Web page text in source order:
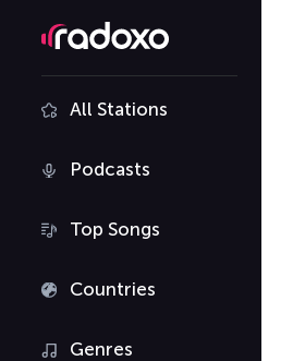
All Stations
Podcasts
Top Songs
Countries
Genres